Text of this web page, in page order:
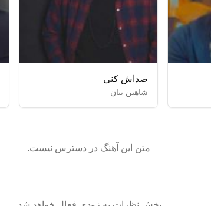
صداش کنی
شاهین بنان
متن این آهنگ در دسترس نیست.